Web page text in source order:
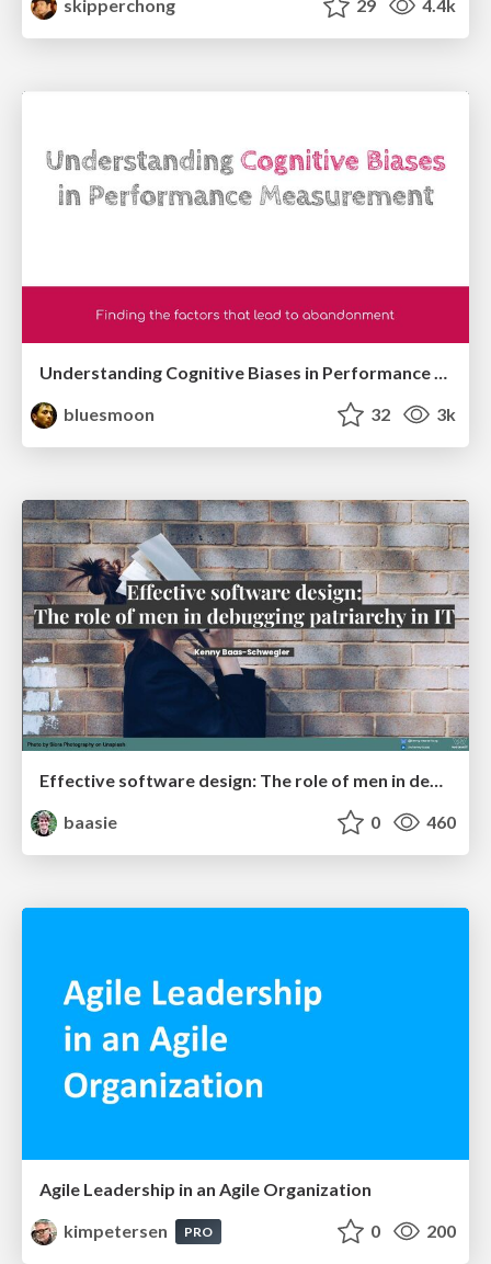
skipperchong
29 4.4k
Understanding Cognitive Biases in Performance Measurement
bluesmoon
32 3k
Effective software design: The role of men in debugging patriarchy in IT @ Voxxed Days AMS
baasie
0 460
Agile Leadership in an Agile Organization
kimpetersen
PRO 0 200